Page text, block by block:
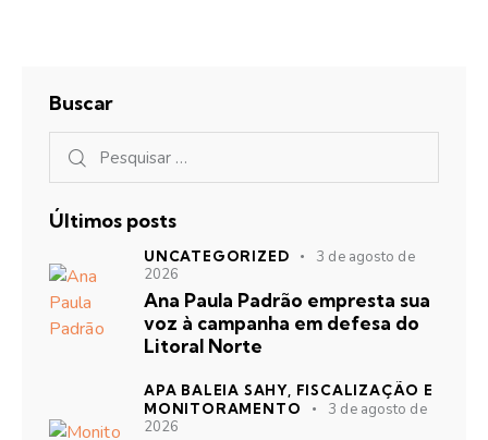
Buscar
Últimos posts
UNCATEGORIZED
3 de agosto de
2026
Ana Paula Padrão empresta sua
voz à campanha em defesa do
Litoral Norte
APA BALEIA SAHY, FISCALIZAÇÃO E
MONITORAMENTO
3 de agosto de
2026